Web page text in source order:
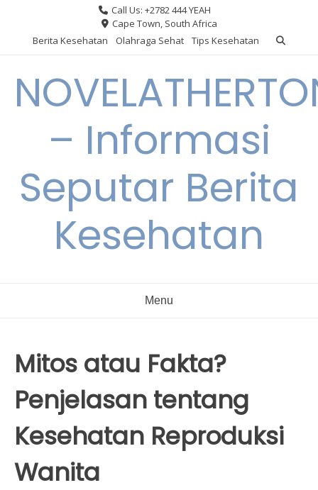
content
Call Us: +2782 444 YEAH
Cape Town, South Africa
Berita Kesehatan
Olahraga Sehat Tips Kesehatan
– Informasi
Seputar Berita
Kesehatan
Menu
Mitos atau Fakta?
Penjelasan tentang
Kesehatan Reproduksi
Wanita